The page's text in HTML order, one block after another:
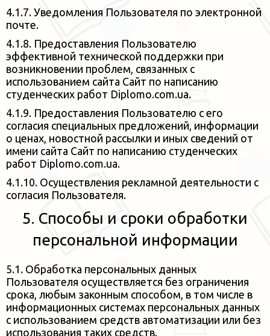
4.1.7. Уведомления Пользователя по электронной
почте.
4.1.8. Предоставления Пользователю
эффективной технической поддержки при
возникновении проблем, связанных с
использованием сайта Сайт по написанию
студенческих работ Diplomo.com.ua.
4.1.9. Предоставления Пользователю с его
согласия специальных предложений, информации
о ценах, новостной рассылки и иных сведений от
имени сайта Сайт по написанию студенческих
работ Diplomo.com.ua.
4.1.10. Осуществления рекламной деятельности с
согласия Пользователя.
5. Способы и сроки обработки
персональной информации
5.1. Обработка персональных данных
Пользователя осуществляется без ограничения
срока, любым законным способом, в том числе в
информационных системах персональных данных
с использованием средств автоматизации или без
использования таких средств.